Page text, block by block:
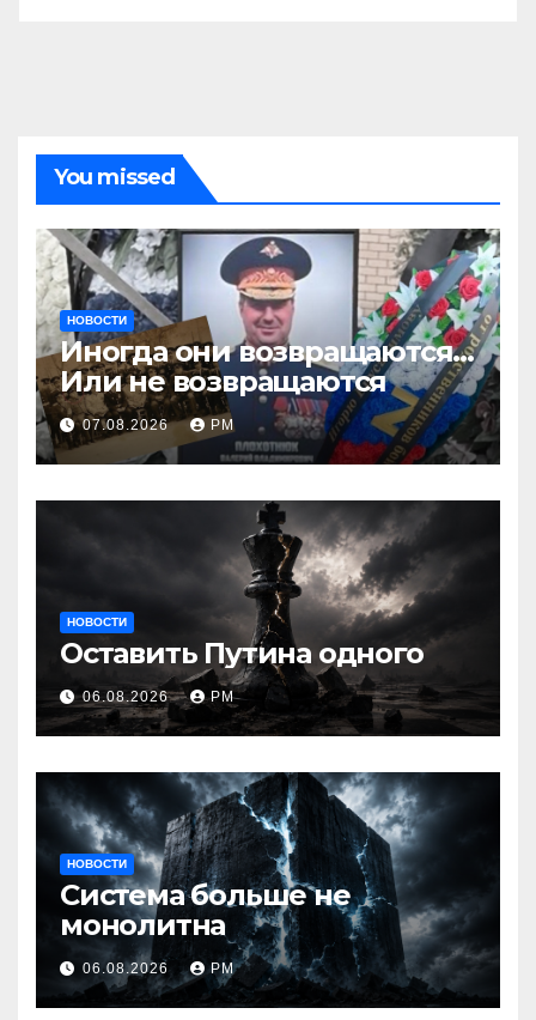
You missed
НОВОСТИ
Иногда они возвращаются…
Или не возвращаются
07.08.2026 РМ
НОВОСТИ
Оставить Путина одного
06.08.2026 РМ
НОВОСТИ
Система больше не
монолитна
06.08.2026 РМ